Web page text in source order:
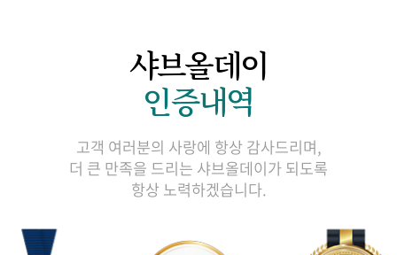
샤브올데이
인증내역
고객 여러분의 사랑에 항상 감사드리며,
더 큰 만족을 드리는 샤브올데이가 되도록
항상 노력하겠습니다.